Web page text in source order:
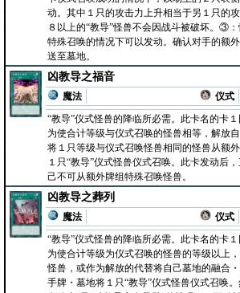
动。其中１只的攻击力上升相当于另１只的
８以上的“教导”怪兽不会因战斗被破坏。③
特殊召唤的情况下可以发动。确认对手的额
送至墓地。
凶教导之福音
魔法
仪式
“教导”仪式怪兽的降临所必需。此卡名的卡
为使合计等级与仪式召唤的怪兽相等，解放
将１只等级与仪式召唤怪兽相同的怪兽从额
１只“教导”仪式怪兽仪式召唤。此卡发动后
己不可从额外牌组特殊召唤怪兽。
凶教导之葬列
魔法
仪式
“教导”仪式怪兽的降临所必需。此卡名的卡
为使合计等级为仪式召唤的怪兽的等级以上
怪兽，或作为解放的代替将自己墓地的融合
手牌・墓地将１只“教导”仪式怪兽仪式召唤